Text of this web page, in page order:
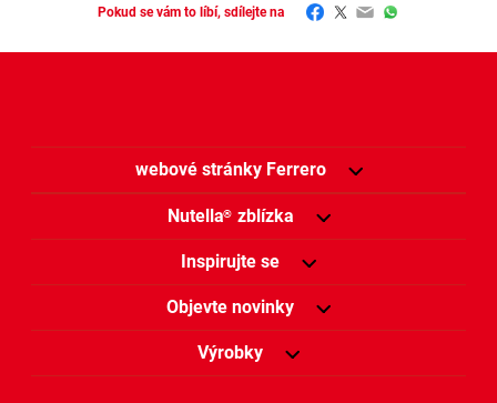
Pokud se vám to líbí, sdílejte na Facebook
Twitter
EmailWhatsApp
webové stránky Ferrero
Nutella® zblízka
Inspirujte se
Objevte novinky
Výrobky